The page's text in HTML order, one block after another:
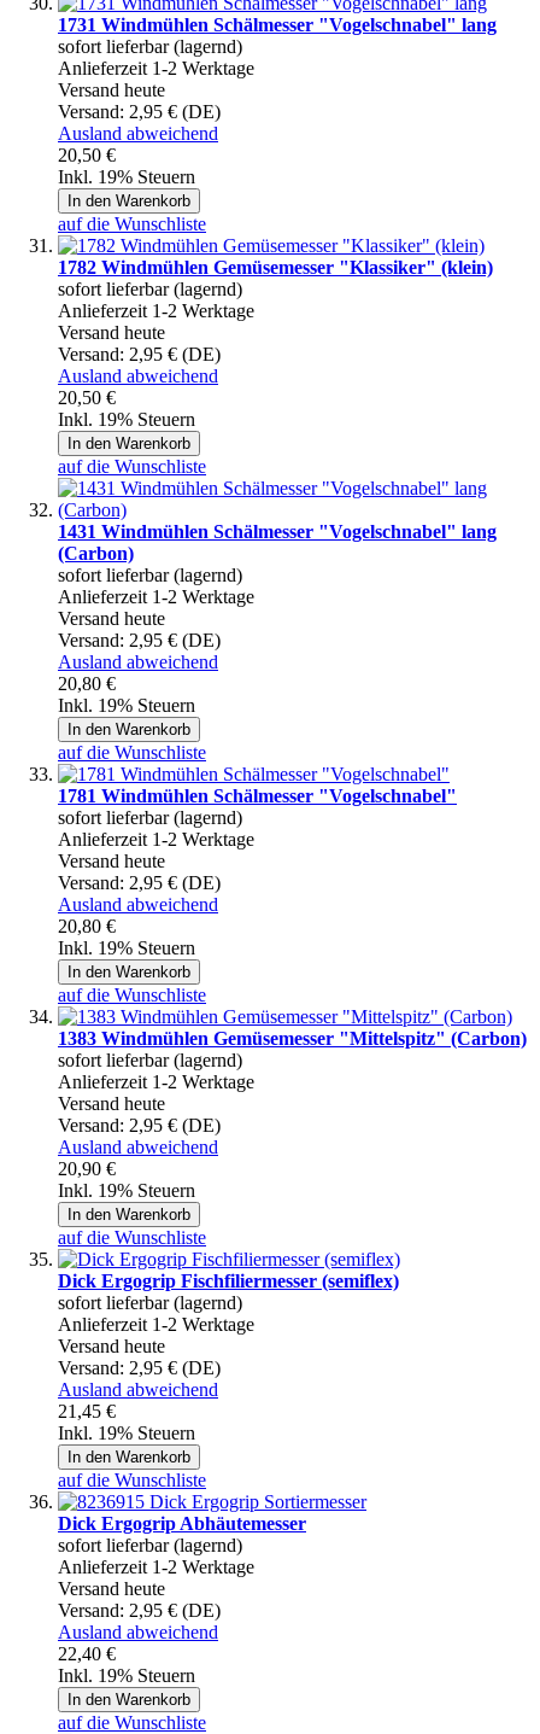
1731 Windmühlen Schälmesser "Vogelschnabel" lang
sofort lieferbar (lagernd)
Anlieferzeit 1-2 Werktage
Versand heute
Versand: 2,95 € (DE)
Ausland abweichend
20,50 €
Inkl. 19% Steuern
In den Warenkorb
auf die Wunschliste
1782 Windmühlen Gemüsemesser "Klassiker" (klein)
sofort lieferbar (lagernd)
Anlieferzeit 1-2 Werktage
Versand heute
Versand: 2,95 € (DE)
Ausland abweichend
20,50 €
Inkl. 19% Steuern
In den Warenkorb
auf die Wunschliste
1431 Windmühlen Schälmesser "Vogelschnabel" lang
(Carbon)
sofort lieferbar (lagernd)
Anlieferzeit 1-2 Werktage
Versand heute
Versand: 2,95 € (DE)
Ausland abweichend
20,80 €
Inkl. 19% Steuern
In den Warenkorb
auf die Wunschliste
1781 Windmühlen Schälmesser "Vogelschnabel"
sofort lieferbar (lagernd)
Anlieferzeit 1-2 Werktage
Versand heute
Versand: 2,95 € (DE)
Ausland abweichend
20,80 €
Inkl. 19% Steuern
In den Warenkorb
auf die Wunschliste
1383 Windmühlen Gemüsemesser "Mittelspitz" (Carbon)
sofort lieferbar (lagernd)
Anlieferzeit 1-2 Werktage
Versand heute
Versand: 2,95 € (DE)
Ausland abweichend
20,90 €
Inkl. 19% Steuern
In den Warenkorb
auf die Wunschliste
Dick Ergogrip Fischfiliermesser (semiflex)
sofort lieferbar (lagernd)
Anlieferzeit 1-2 Werktage
Versand heute
Versand: 2,95 € (DE)
Ausland abweichend
21,45 €
Inkl. 19% Steuern
In den Warenkorb
auf die Wunschliste
Dick Ergogrip Abhäutemesser
sofort lieferbar (lagernd)
Anlieferzeit 1-2 Werktage
Versand heute
Versand: 2,95 € (DE)
Ausland abweichend
22,40 €
Inkl. 19% Steuern
In den Warenkorb
auf die Wunschliste